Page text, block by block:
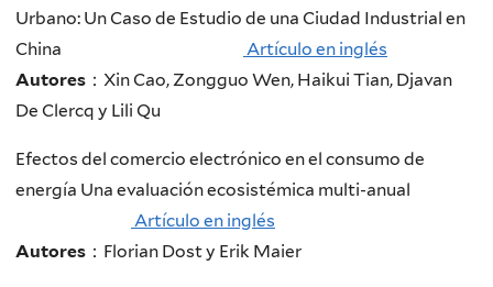
Urbano: Un Caso de Estudio de una Ciudad Industrial en
China
Artículo en inglés
Autores ：Xin Cao, Zongguo Wen, Haikui Tian, Djavan
De Clercq y Lili Qu
Efectos del comercio electrónico en el consumo de
energía Una evaluación ecosistémica multi-anual
Artículo en inglés
Autores ：Florian Dost y Erik Maier